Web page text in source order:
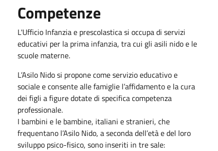
Competenze
L'Ufficio Infanzia e prescolastica si occupa di servizi
educativi per la prima infanzia, tra cui gli asili nido e le
scuole materne.
L’Asilo Nido si propone come servizio educativo e
sociale e consente alle famiglie l’affidamento e la cura
dei figli a figure dotate di specifica competenza
professionale.
I bambini e le bambine, italiani e stranieri, che
frequentano l’Asilo Nido, a seconda dell’età e del loro
sviluppo psico-fisico, sono inseriti in tre sale: